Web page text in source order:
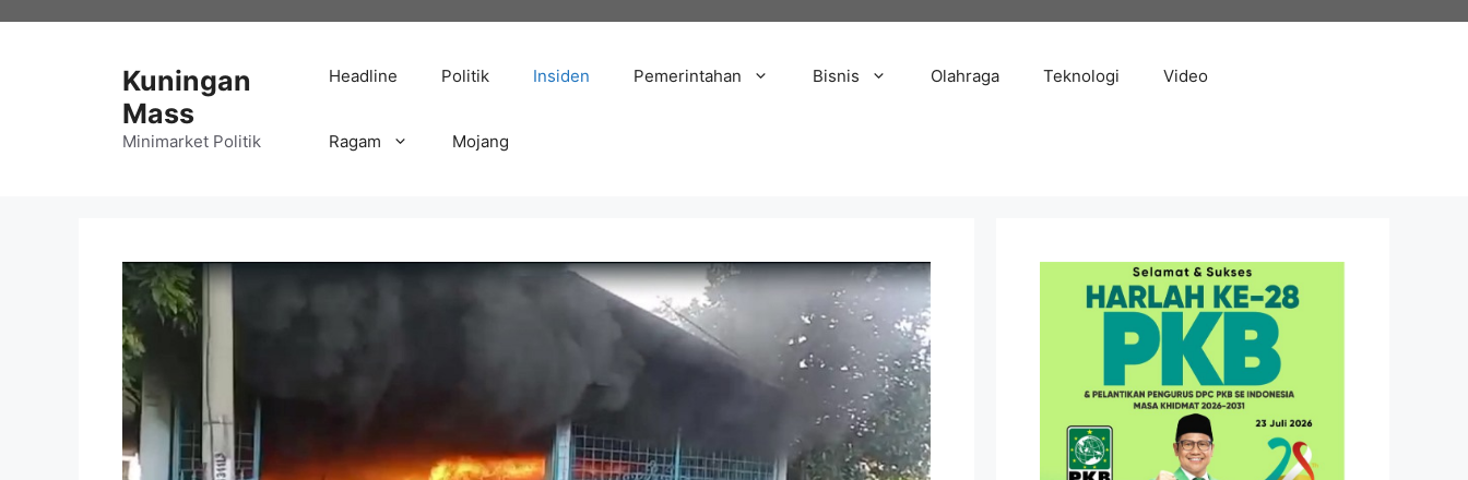
Kuningan
Mass
Minimarket Politik
Headline Politik Insiden Pemerintahan Bisnis Olahraga Teknologi Video
Ragam Mojang